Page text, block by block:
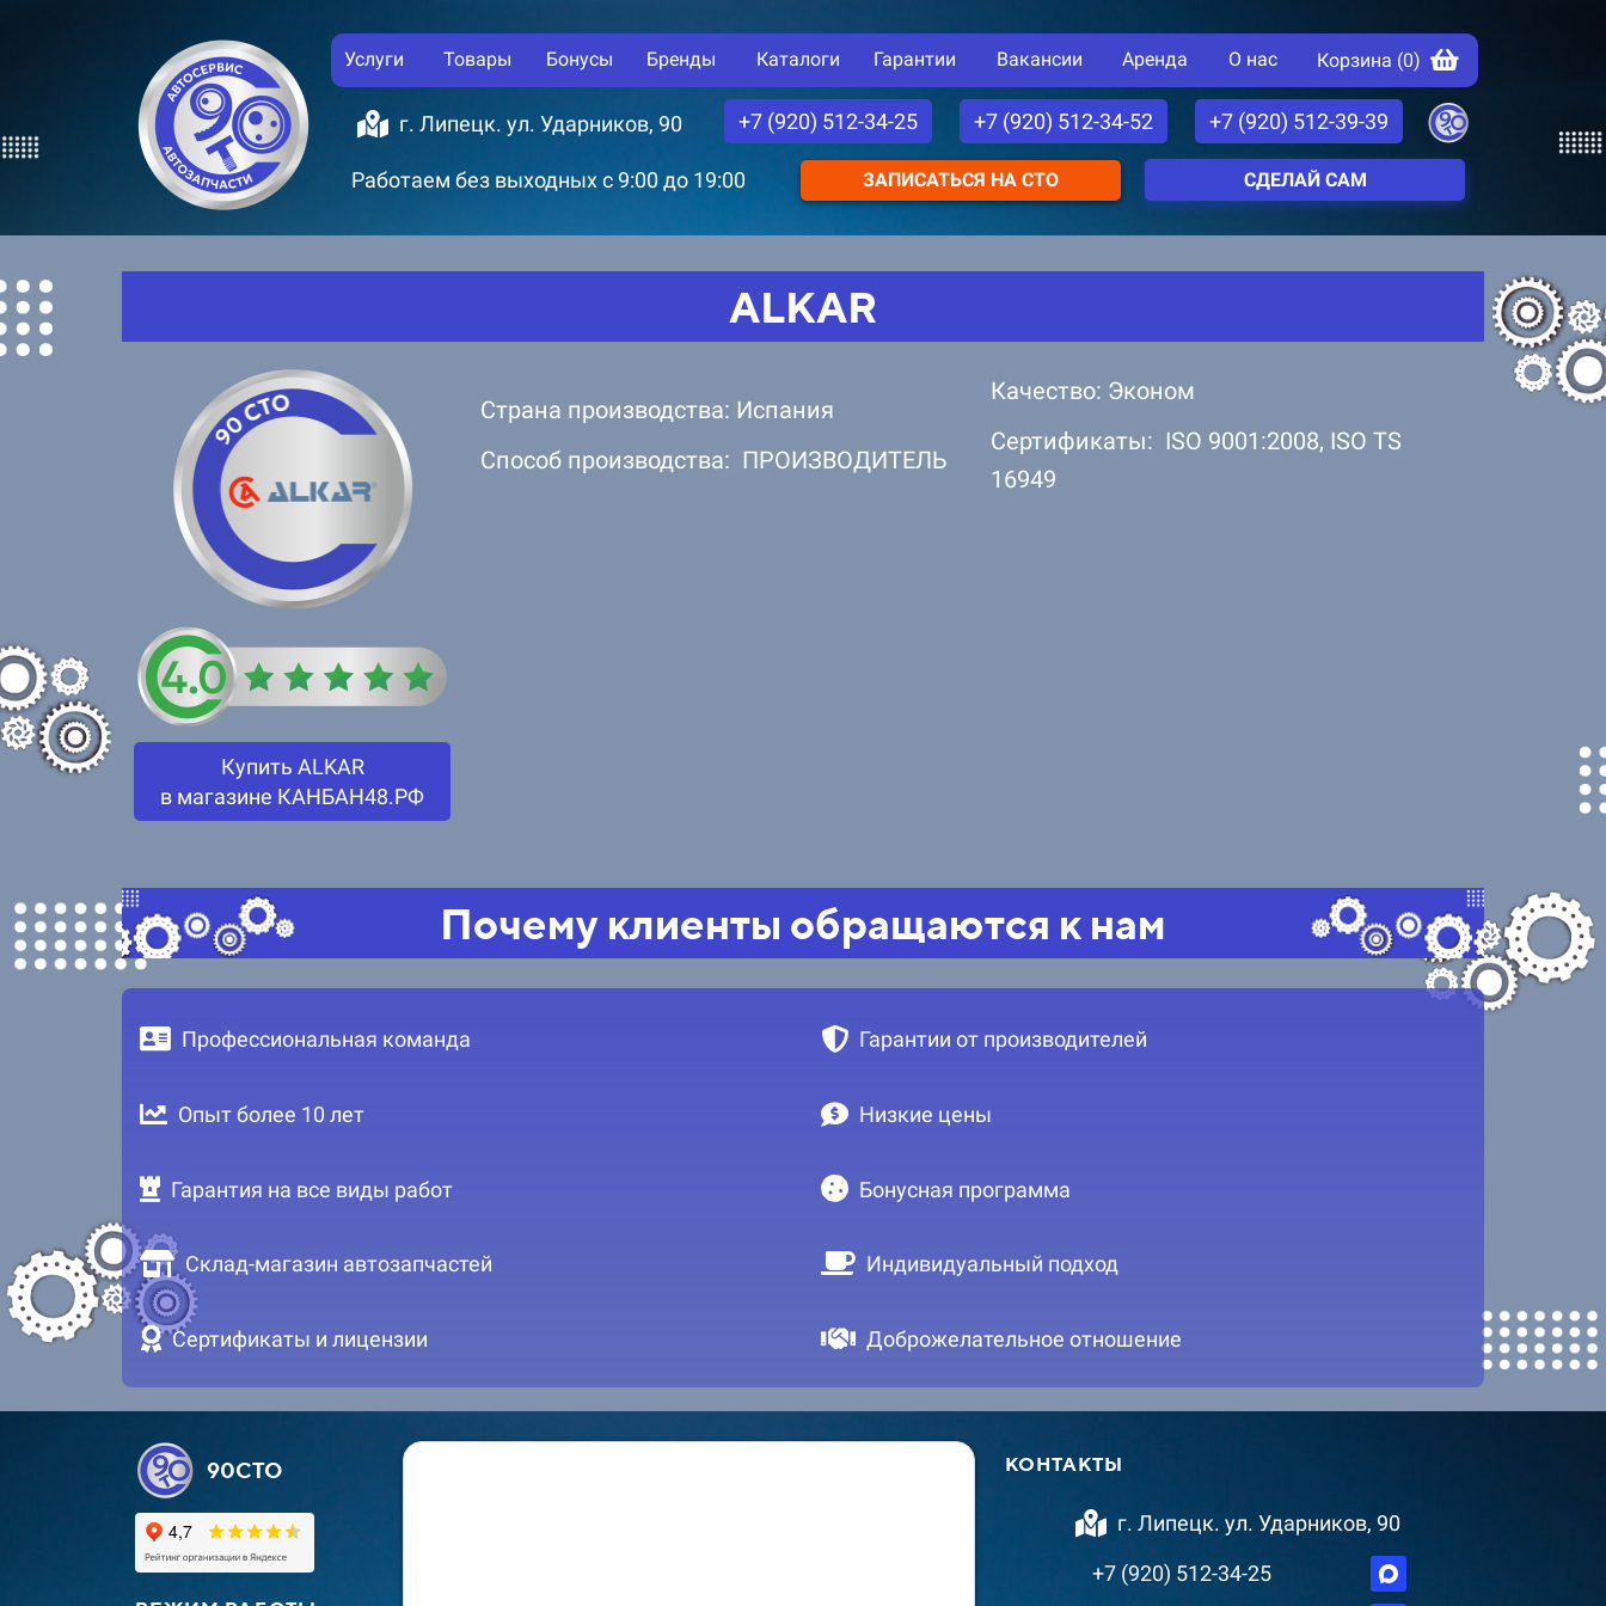
Услуги Товары Бонусы Бренды Каталоги Гарантии Вакансии Аренда О нас Корзина (0)
г. Липецк. ул. Ударников, 90 +7 (920) 512-34-25 +7 (920) 512-34-52 +7 (920) 512-39-39
Работаем без выходных с 9:00 до 19:00 ЗАПИСАТЬСЯ НА СТО СДЕЛАЙ САМ
ALKAR
Купить ALKAR
в магазине КАНБАН48.РФ
Страна производства: Испания
Способ производства: ПРОИЗВОДИТЕЛЬ
Качество: Эконом
Сертификаты: ISO 9001:2008, ISO TS
16949
Почему клиенты обращаются к нам
Профессиональная команда
Опыт более 10 лет
Гарантия на все виды работ
Склад-магазин автозапчастей
Сертификаты и лицензии
Гарантии от производителей
Низкие цены
Бонусная программа
Индивидуальный подход
Доброжелательное отношение
90СТО КОНТАКТЫ
г. Липецк. ул. Ударников, 90
+7 (920) 512-34-25